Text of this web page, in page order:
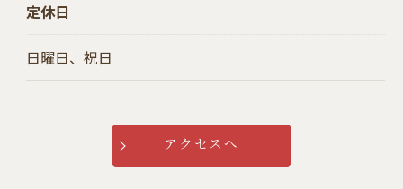
定休日
日曜日、祝日
アクセスへ